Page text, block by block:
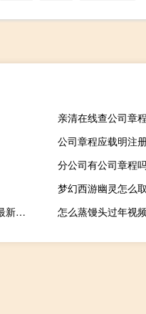
亲清在线查公司章程
公司章程应载明注
分公司有公司章程
梦幻西游幽灵怎么
英雄联盟大脚盒子 V4.0.3.5 最新版（英雄联盟大脚盒子 V4.0.3.5 最新版功能简介）
怎么蒸馒头过年视